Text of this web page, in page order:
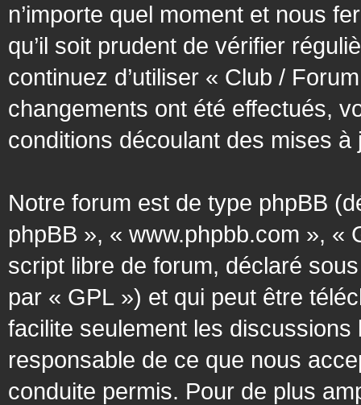
n’importe quel moment et nous
qu’il soit prudent de vérifier
continuez d’utiliser « Club /
changements ont été effectués,
conditions découlant des mises
Notre forum est de type phpBB
phpBB », « www.phpbb.com », «
script libre de forum, déclaré
par « GPL ») et qui peut être
facilite seulement les
responsable de ce que nous
conduite permis. Pour de plus